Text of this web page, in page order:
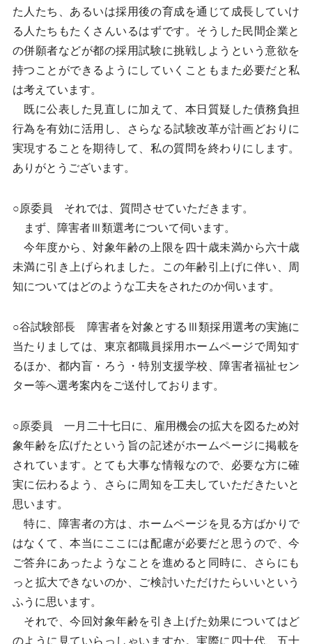
た人たち、あるいは採用後の育成を通じて成長していけ
る人たちもたくさんいるはずです。そうした民間企業と
の併願者などが都の採用試験に挑戦しようという意欲を
持つことができるようにしていくこともまた必要だと私
は考えています。
既に公表した見直しに加えて、本日質疑した債務負担
行為を有効に活用し、さらなる試験改革が計画どおりに
実現することを期待して、私の質問を終わりにします。
ありがとうございます。
○原委員 それでは、質問させていただきます。
まず、障害者Ⅲ類選考について伺います。
今年度から、対象年齢の上限を四十歳未満から六十歳
未満に引き上げられました。この年齢引上げに伴い、周
知についてはどのような工夫をされたのか伺います。
○谷試験部長 障害者を対象とするⅢ類採用選考の実施に
当たりましては、東京都職員採用ホームページで周知す
るほか、都内盲・ろう・特別支援学校、障害者福祉セン
ター等へ選考案内をご送付しております。
○原委員 一月二十七日に、雇用機会の拡大を図るため対
象年齢を広げたという旨の記述がホームページに掲載を
されています。とても大事な情報なので、必要な方に確
実に伝わるよう、さらに周知を工夫していただきたいと
思います。
特に、障害者の方は、ホームページを見る方ばかりで
はなくて、本当にここには配慮が必要だと思うので、今
ご答弁にあったようなことを進めると同時に、さらにも
っと拡大できないのか、ご検討いただけたらいいという
ふうに思います。
それで、今回対象年齢を引き上げた効果についてはど
のように見ていらっしゃいますか。実際に四十代、五十